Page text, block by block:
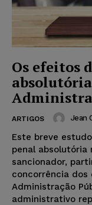
Os efeitos
ARTIGOS Jean
Este breve
penal
sancionador,
concorrência
Administração
administrativo